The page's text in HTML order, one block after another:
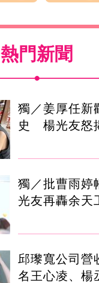
熱門新聞
獨／姜厚任新
史 楊光友怒
獨／批曹雨
光友再轟余天
邱瓈寬公司
名王心凌、楊